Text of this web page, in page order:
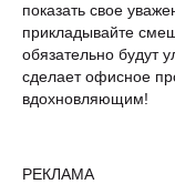
показать свое
прикладывайте
обязательно будут
сделает офисное
вдохновляющим!